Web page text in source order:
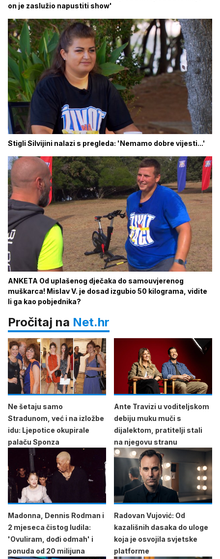
on je zaslužio napustiti show'
Stigli Silvijini nalazi s pregleda: 'Nemamo dobre vijesti...'
ANKETA Od uplašenog dječaka do samouvjerenog
muškarca! Mislav V. je dosad izgubio 50 kilograma, vidite
li ga kao pobjednika?
Pročitaj na Net.hr
Ne šetaju samo
Stradunom, već i na izložbe
idu: Ljepotice okupirale
palaču Sponza
Ante Travizi u voditeljskom
debiju muku muči s
dijalektom, pratitelji stali
na njegovu stranu
Madonna, Dennis Rodman i
2 mjeseca čistog ludila:
'Ovuliram, dođi odmah' i
ponuda od 20 milijuna
Radovan Vujović: Od
kazališnih dasaka do uloge
koja je osvojila svjetske
platforme